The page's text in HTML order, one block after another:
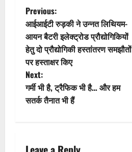
t
i
o
n
P
o
s
t
n
v
Previous:
आईआईटी रुड़की ने उन्नत लिथियम-
आयन बैटरी इलेक्ट्रोड प्रौद्योगिकियों
हेतु दो प्रौद्योगिकी हस्तांतरण समझौतों
पर हस्ताक्षर किए
Next:
गर्मी भी है, ट्रैफिक भी है… और हम
सतर्क तैनात भी हैं